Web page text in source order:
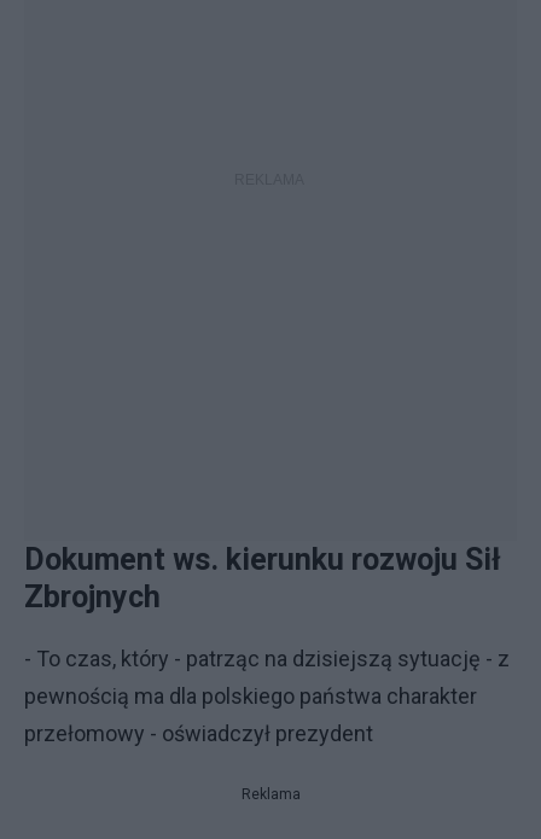
Dokument ws. kierunku rozwoju Sił
Zbrojnych
- To czas, który - patrząc na dzisiejszą sytuację - z
pewnością ma dla polskiego państwa charakter
przełomowy - oświadczył prezydent
Reklama